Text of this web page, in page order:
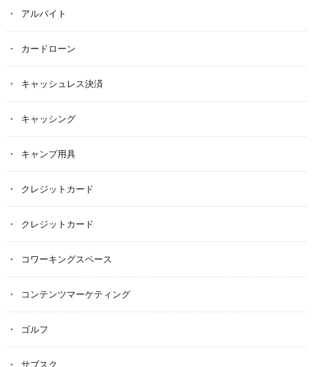
アルバイト
カードローン
キャッシュレス決済
キャッシング
キャンプ用具
クレジットカード
クレジットカード
コワーキングスペース
コンテンツマーケティング
ゴルフ
サブスク